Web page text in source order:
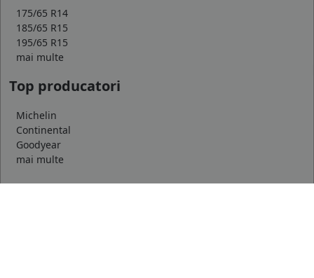
175/65 R14
185/65 R15
195/65 R15
mai multe
Top producatori
Michelin
Continental
Goodyear
mai multe
Marca auto